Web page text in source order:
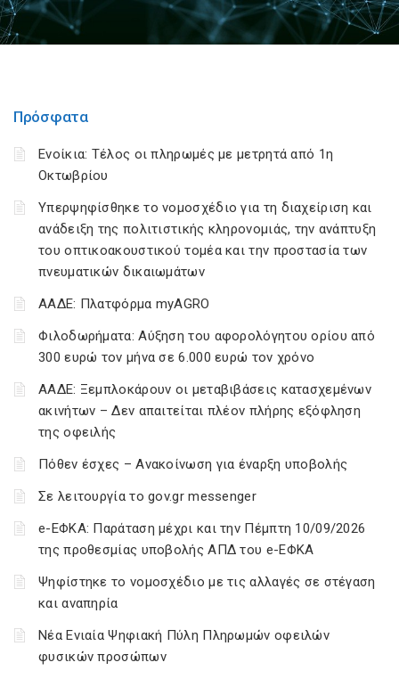
Πρόσφατα
Ενοίκια: Τέλος οι πληρωμές με μετρητά από 1η
Οκτωβρίου
Υπερψηφίσθηκε το νομοσχέδιο για τη διαχείριση και
ανάδειξη της πολιτιστικής κληρονομιάς, την ανάπτυξη
του οπτικοακουστικού τομέα και την προστασία των
πνευματικών δικαιωμάτων
ΑΑΔΕ: Πλατφόρμα myAGRO
Φιλοδωρήματα: Αύξηση του αφορολόγητου ορίου από
300 ευρώ τον μήνα σε 6.000 ευρώ τον χρόνο
ΑΑΔΕ: Ξεμπλοκάρουν οι μεταβιβάσεις κατασχεμένων
ακινήτων – Δεν απαιτείται πλέον πλήρης εξόφληση
της οφειλής
Πόθεν έσχες – Ανακοίνωση για έναρξη υποβολής
Σε λειτουργία το gov.gr messenger
e-ΕΦΚΑ: Παράταση μέχρι και την Πέμπτη 10/09/2026
της προθεσμίας υποβολής ΑΠΔ του e-ΕΦΚΑ
Ψηφίστηκε το νομοσχέδιο με τις αλλαγές σε στέγαση
και αναπηρία
Νέα Ενιαία Ψηφιακή Πύλη Πληρωμών οφειλών
φυσικών προσώπων